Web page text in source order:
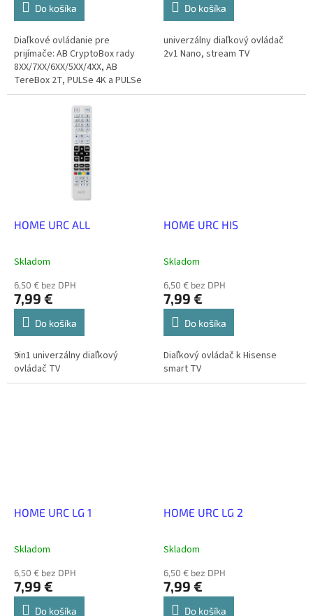
Do košíka
Diaľkové ovládanie pre
prijímače: AB CryptoBox rady
8XX/7XX/6XX/5XX/4XX, AB
TereBox 2T, PULSe 4K a PULSe
4K MINI
Do košíka
univerzálny diaľkový ovládač
2v1 Nano, stream TV
HOME URC ALL
Skladom
6,50 € bez DPH
7,99 €
Do košíka
9in1 univerzálny diaľkový
ovládač TV
HOME URC HIS
Skladom
6,50 € bez DPH
7,99 €
Do košíka
Diaľkový ovládač k Hisense
smart TV
HOME URC LG 1
Skladom
6,50 € bez DPH
7,99 €
Do košíka
HOME URC LG 2
Skladom
6,50 € bez DPH
7,99 €
Do košíka